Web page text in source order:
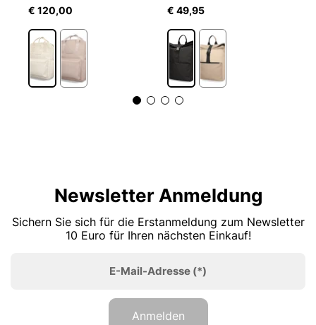
€ 120,00 € 49,95
Newsletter Anmeldung
Sichern Sie sich für die Erstanmeldung zum Newsletter
10 Euro für Ihren nächsten Einkauf!
E-Mail-Adresse (*)
Anmelden